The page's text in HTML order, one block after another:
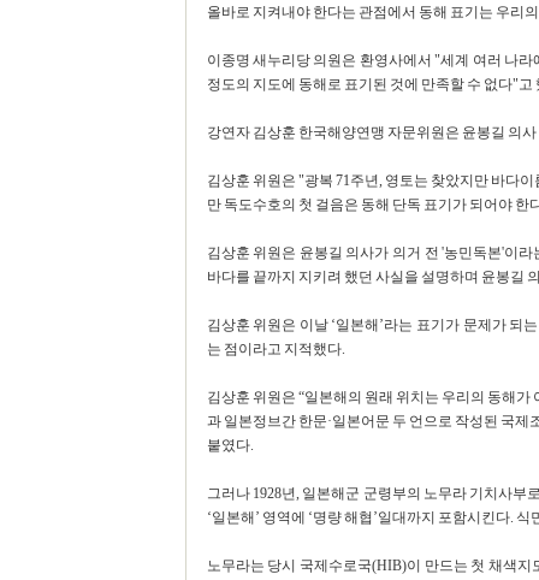
올바로 지켜내야 한다는 관점에서 동해 표기는 우리
이종명 새누리당 의원은 환영사에서 "세계 여러 나
정도의 지도에 동해로 표기된 것에 만족할 수 없다"고
강연자 김상훈 한국해양연맹 자문위원은 윤봉길 의
김상훈 위원은 "광복 71주년, 영토는 찾았지만 바다
만 독도수호의 첫 걸음은 동해 단독 표기가 되어야 한
김상훈 위원은 윤봉길 의사가 의거 전 '농민독본'이
바다를 끝까지 지키려 했던 사실을 설명하며 윤봉길
김상훈 위원은 이날 ‘일본해’라는 표기가 문제가 되
는 점이라고 지적했다.
김상훈 위원은 “일본해의 원래 위치는 우리의 동해
과 일본정브간 한문·일본어문 두 언으로 작성된 국제
붙였다.
그러나 1928년, 일본해군 군령부의 노무라 기치사부
‘일본해’ 영역에 ‘명량 해협’일대까지 포함시킨다.
노무라는 당시 국제수로국(HIB)이 만드는 첫 채색지